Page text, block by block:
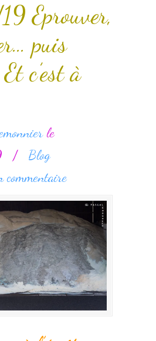
Eprouver,
puis
c’est à
le
/
Blog
commentaire